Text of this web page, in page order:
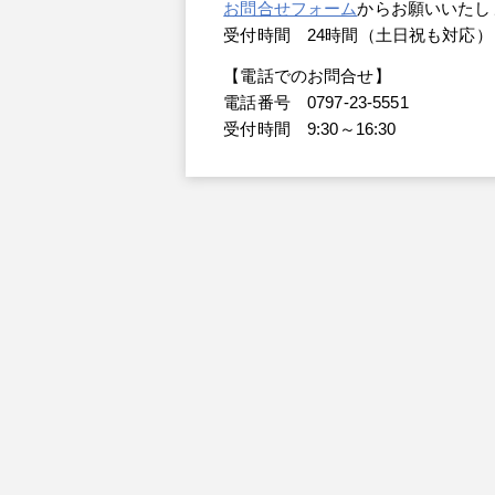
お問合せフォームからお願いいたし
受付時間 24時間（土日祝も対応）
【電話でのお問合せ】
電話番号 0797-23-5551
受付時間 9:30～16:30